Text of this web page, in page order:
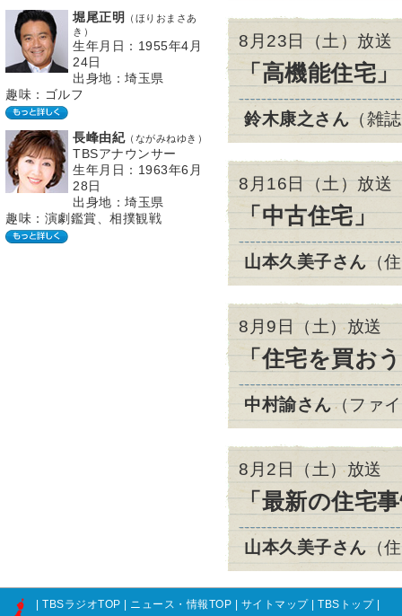
堀尾正明
（ほりおまさあ
き）
生年月日：1955年4月
24日
出身地：埼玉県
趣味：ゴルフ
長峰由紀（ながみねゆき）
TBSアナウンサー
生年月日：1963年6月
28日
出身地：埼玉県
趣味：演劇鑑賞、相撲観戦
8月23日（土）放送
「高機能住宅」
鈴木康之さん（雑
8月16日（土）放送
「中古住宅」
山本久美子さん （
8月9日（土）放送
「住宅を買お
中村諭さん（ファ
8月2日（土）放送
「最新の住宅
山本久美子さん （
TBSラジオTOP ニュース・情報TOP サイトマップ TBSトップ|